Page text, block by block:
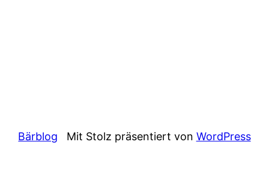
Bärblog Mit Stolz präsentiert von WordPress